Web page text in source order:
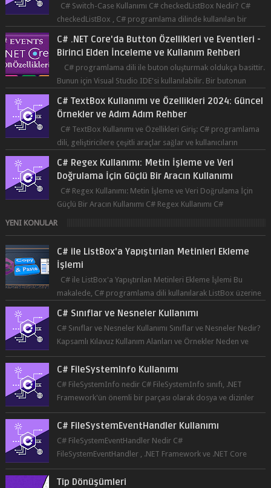
C# Switch-Case Kullanımı C# checkedListBox Nedir? C#
checkedListBox , C# programlama dilinde kullanılan bir
C# .NET Core'da Button Özellikleri ve Eventleri -
Birinci Elden İnceleme ve Kullanım Rehberi
C# programlama dili ile buton oluşturmak oldukça basittir.
Bunun için Visual Studio IDE'si kullanılabilir. Bir butonun
C# TextBox Kullanımı ve Özellikleri 2024: Güncel
Örnekler ve Adım Adım Rehber
C# TextBox Kullanımı ve Özellikleri Giriş: C# programlama
dili, geliştiricilere çeşitli araçlar sağlar ve kullanıcıların
C# Regex Kullanımı: Metin İşleme ve Veri
Doğrulama İçin Güçlü Bir Aracın Kullanımı
C# Regex Kullanımı: Metin İşleme ve Veri Doğrulama İçin
Güçlü Bir Aracın Kullanımı C# Regex Kullanımı C#
programlama dilinde, düzenli ifad...
YENI KONULAR
C# ile ListBox'a Yapıştırılan Metinleri Ekleme
İşlemi
C# ile ListBox'a Yapıştırılan Metinleri Ekleme İşlemi Bu
makalede, C# programlama dili kullanılarak ListBox üzerine
C# Sınıflar ve Nesneler Kullanımı
C# Sınıflar ve Nesneler Kullanımı Sınıflar ve Nesneler Nedir?
Kapsamlı Kılavuz Kullanım Alanları ve Örnekler Neden ve
Nasıl ...
C# FileSystemInfo Kullanımı
C# FileSystemInfo nedir C# FileSystemInfo sınıfı, .NET
Framework'ün önemli bir parçası olarak dosya ve dizinler
hakkında bil...
C# FileSystemEventHandler Kullanımı
C# FileSystemEventHandler Nedir C#
FileSystemEventHandler , .NET Framework ve .NET Core
platformlarında kullanılan bir delegedi...
Tip Dönüşümleri